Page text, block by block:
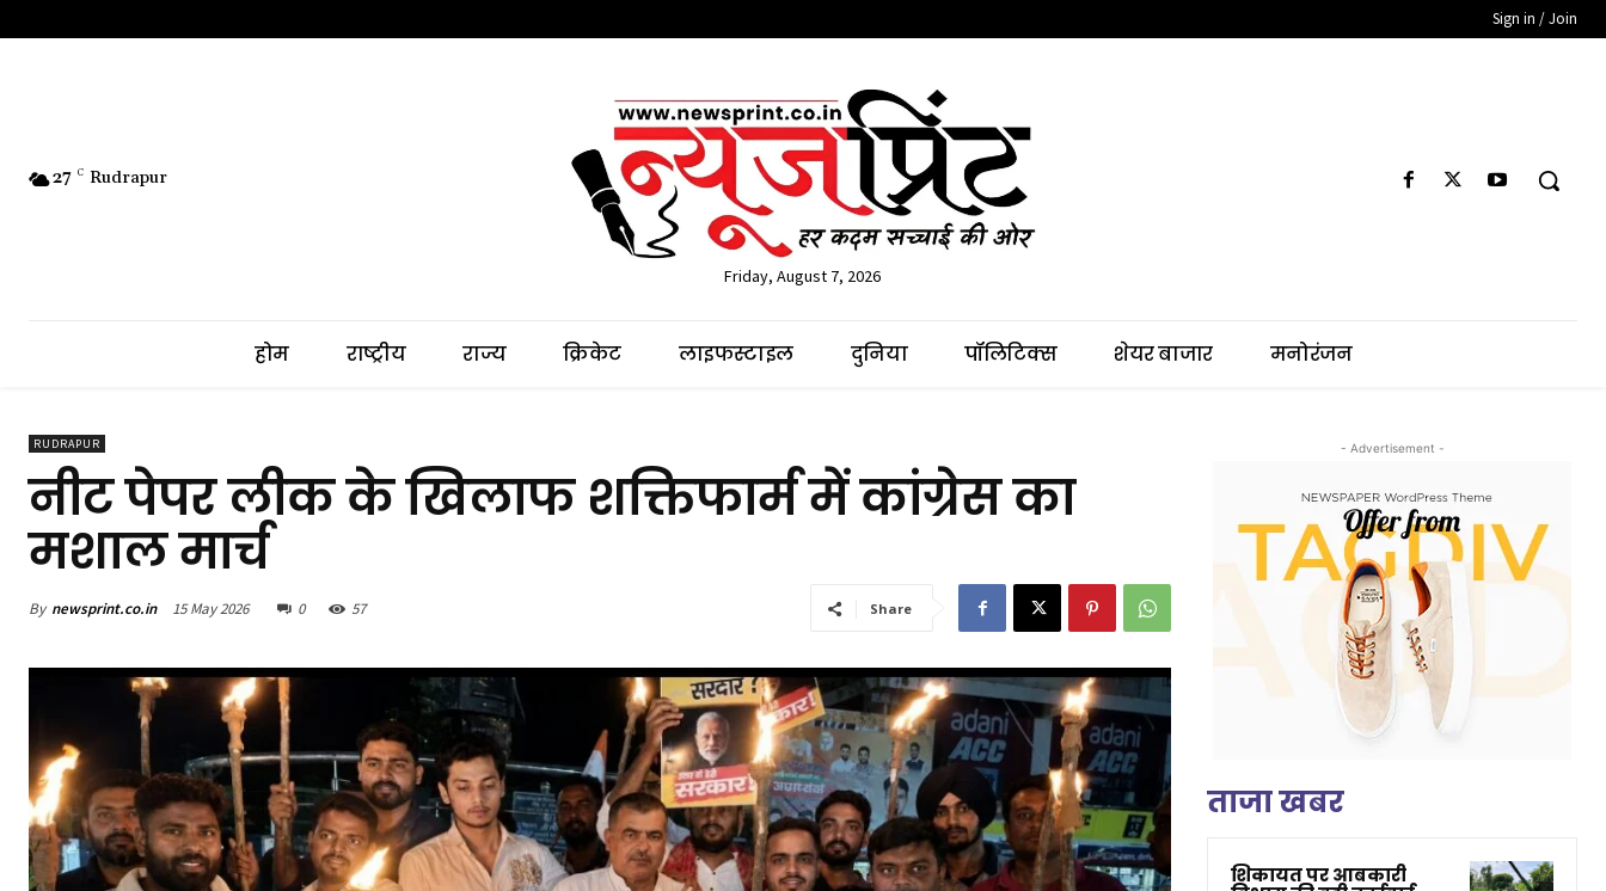
Sign in / Join
27 C Rudrapur
Friday, August 7, 2026
होम राष्ट्रीय राज्य क्रिकेट लाइफस्टाइल दुनिया पॉलिटिक्स शेयर बाजार मनोरंजन
RUDRAPUR
नीट पेपर लीक के खिलाफ शक्तिफार्म में कांग्रेस का
मशाल मार्च
By newsprint.co.in 15 May 2026 0 57 Share
- Advertisement -
ताजा खबर
शिकायत पर आबकारी